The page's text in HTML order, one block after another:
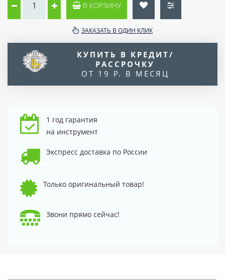
В КОРЗИНУ
ЗАКАЗАТЬ В ОДИН КЛИК
КУПИТЬ В КРЕДИТ/
РАССРОЧКУ
ОТ 19 Р. В МЕСЯЦ
1 год гарантия
на инструмент
Экспресс доставка по России
Только оригинальный товар!
Звони прямо сейчас!